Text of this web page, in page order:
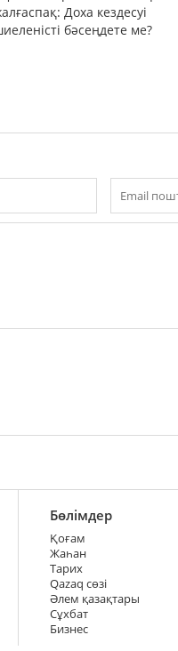
Доха кездесуі
бәсеңдете ме?
Бөлімдер
Қоғам
Жаһан
Тарих
Qazaq сөзі
Әлем қазақтары
Сұхбат
Бизнес